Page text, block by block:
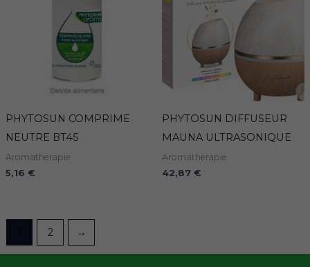
PHYTOSUN COMPRIME
NEUTRE BT45
Aromatherapie
5,16 €
PHYTOSUN DIFFUSEUR
MAUNA ULTRASONIQUE
Aromatherapie
42,87 €
2 →